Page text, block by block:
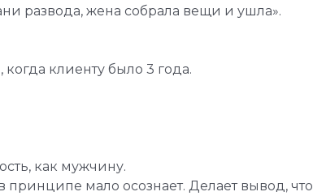
развода, жена собрала вещи и ушла».
клиенту было 3 года.
как мужчину.
принципе мало осознает. Делает вывод, что